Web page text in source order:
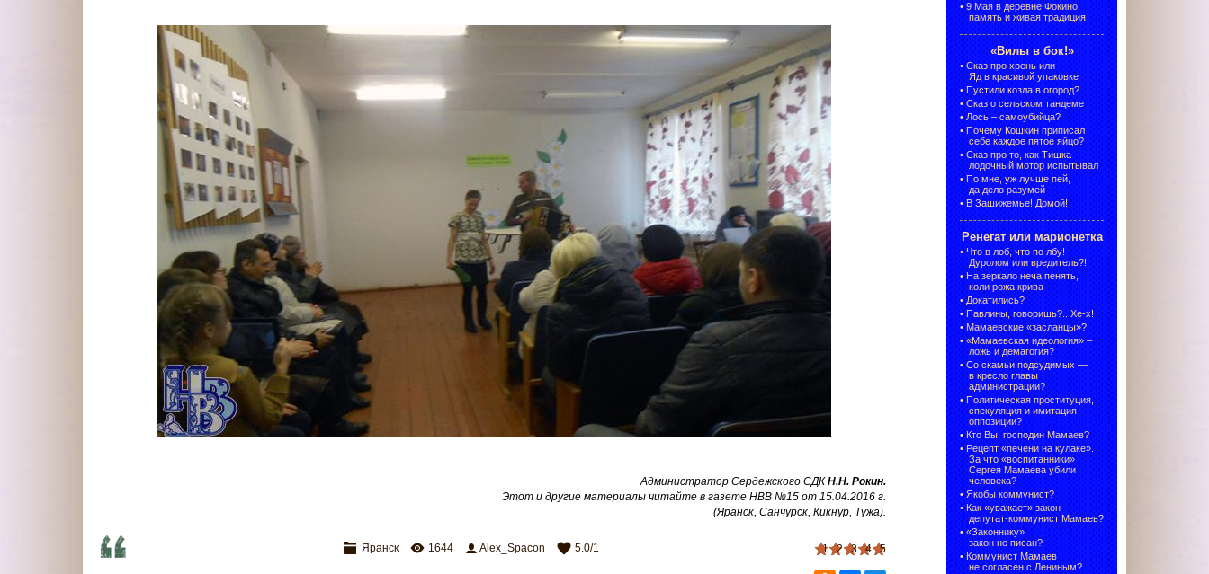
Администратор Сердежского СДКН.Н. Рокин.
Этот и другие материалы читайте в газете НВВ №15 от 15.04.2016 г.
(Яранск, Санчурск, Кикнур, Тужа).
1 2 3 4 5
Яранск 1644 Alex_Spacon 5.0/1
• 9 Мая в деревне Фокино:
память и живая традиция
«Вилы в бок!»
• Сказ про хрень или
Яд в красивой упаковке
• Пустили козла в огород?
• Сказ о сельском тандеме
• Лось – самоубийца?
• Почему Кошкин приписал
себе каждое пятое яйцо?
• Сказ про то, как Тишка
лодочный мотор испытывал
• По мне, уж лучше пей,
да дело разумей
• В Зашижемье! Домой!
Ренегат или марионетка
• Что в лоб, что по лбу!
Дуролом или вредитель?!
• На зеркало неча пенять,
коли рожа крива
• Докатились?
• Павлины, говоришь?.. Хе-х!
• Мамаевские «засланцы»?
• «Мамаевская идеология» –
ложь и демагогия?
• Со скамьи подсудимых —
в кресло главы
администрации?
• Политическая проституция,
спекуляция и имитация
оппозиции?
• Кто Вы, господин Мамаев?
• Рецепт «печени на кулаке».
За что «воспитанники»
Сергея Мамаева убили
человека?
• Якобы коммунист?
• Как «уважает» закон
депутат-коммунист Мамаев?
• «Законнику»
закон не писан?
• Коммунист Мамаев
не согласен с Лениным?